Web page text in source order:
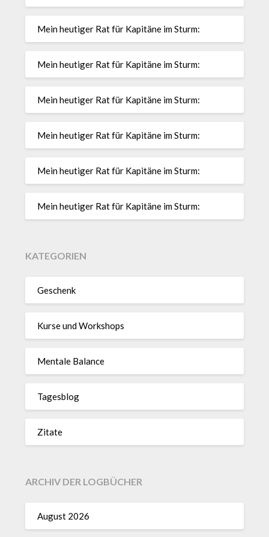
Mein heutiger Rat für Kapitäne im Sturm:
Mein heutiger Rat für Kapitäne im Sturm:
Mein heutiger Rat für Kapitäne im Sturm:
Mein heutiger Rat für Kapitäne im Sturm:
Mein heutiger Rat für Kapitäne im Sturm:
Mein heutiger Rat für Kapitäne im Sturm:
KATEGORIEN
Geschenk
Kurse und Workshops
Mentale Balance
Tagesblog
Zitate
ARCHIV DER LOGBÜCHER
August 2026